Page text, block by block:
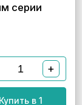
серии
+
Купить в 1